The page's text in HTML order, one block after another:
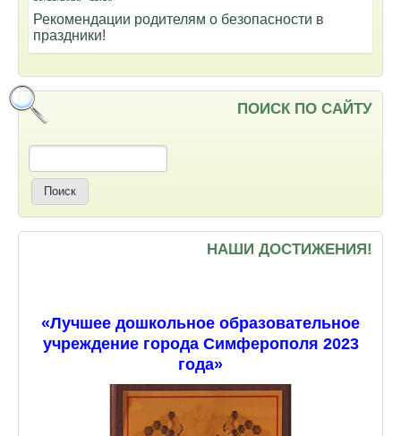
Рекомендации родителям о безопасности в
праздники!
ПОИСК ПО САЙТУ
Поиск
НАШИ ДОСТИЖЕНИЯ!
«Лучшее дошкольное образовательное
учреждение города Симферополя 2023
года»